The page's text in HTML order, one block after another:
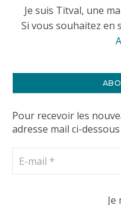
Je suis Titval, une
Si vous souhaitez en
Pour recevoir les
adresse mail ci-